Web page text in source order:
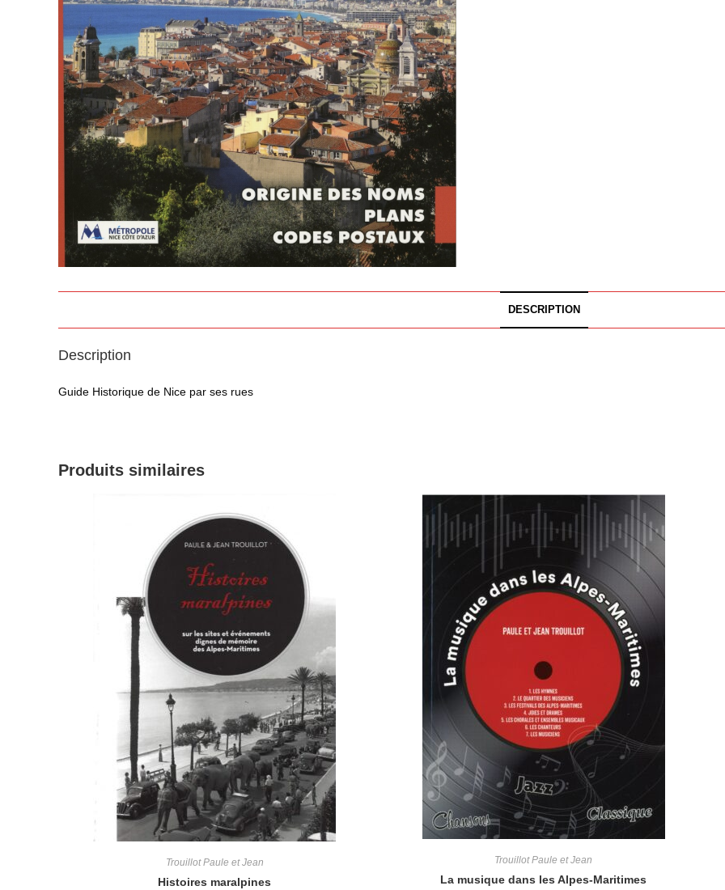
DESCRIPTION
Description
Guide Historique de Nice par ses rues
Produits similaires
Trouillot Paule et Jean
Histoires maralpines
Trouillot Paule et Jean
La musique dans les Alpes-Maritimes